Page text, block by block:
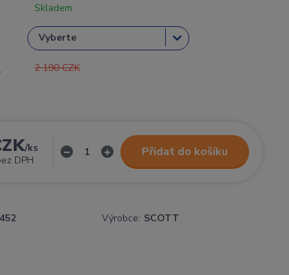
Skladem
2 190 CZK
/ks
DPH
Přidat do košíku
Výrobce: SCOTT